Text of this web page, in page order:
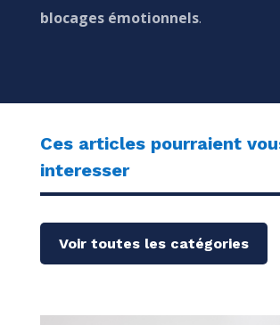
blocages émotionnels.
Ces articles pourraient
interesser
Voir toutes les catégories